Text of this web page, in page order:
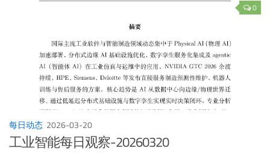
聊一个能够彻底终结这种"家庭战争"的方案——
OpenClaw。在发烧友的圈子里，它有一个更接地气的名
个具备深度思考能力的AI智能辅导员。当我们将繁琐、重复
且充满情绪摩擦的教育环节交给"龙虾"时，你会发现，完美
的辅导与亲密的亲子关系，原来真的可以兼得。
0
每日动态 2026-03-20
工业智能每日观察-20260320